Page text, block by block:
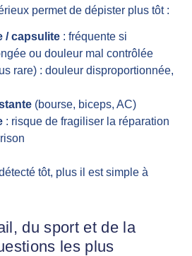
permet de dépister plus tôt :
/ capsulite: fréquente si
ou douleur mal contrôlée
rare) : douleur disproportionnée,
(bourse, biceps, AC)
: risque de fragiliser la réparation
tôt, plus il est simple à
du sport et de la
les plus